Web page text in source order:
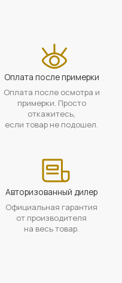
Оплата после примерки
Оплата после осмотра и
примерки. Просто
откажитесь,
если товар не подошел.
Авторизованный дилер
Официальная гарантия
от производителя
на весь товар.